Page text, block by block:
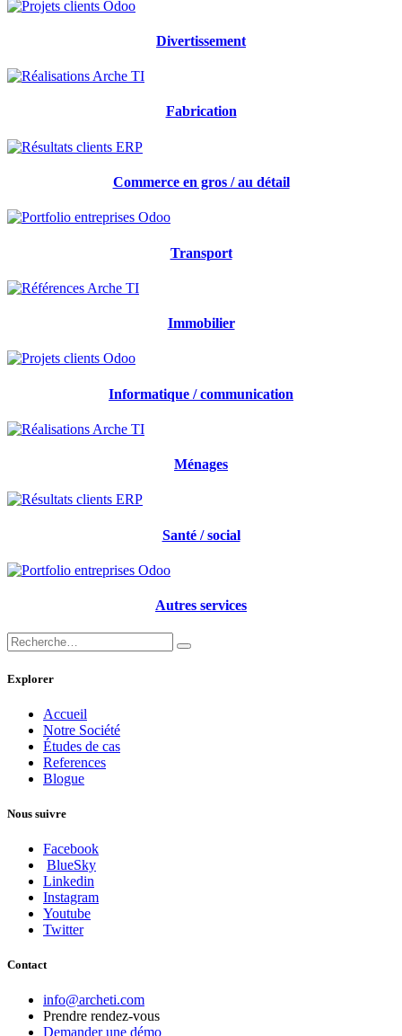
Divertissement
Fabrication
Commerce en gros / au détail
Transport
Immobilier
Informatique / communication
Ménages
Santé / social
Autres services
Explorer
Accueil
Notre Société
Études de cas
References
Blogue
Nous suivre
Facebook
BlueSky
Linkedin
Instagram
Youtube
Twitter
Contact
info@archeti.com
Prendre rendez-vous
Demander une démo